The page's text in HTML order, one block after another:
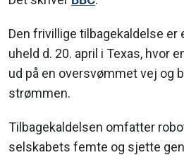
Den frivillige tilbagekaldelse er
uheld d. 20. april i Texas, hvor
ud på en oversvømmet vej og
strømmen.
Tilbagekaldelsen omfatter
selskabets femte og sjette